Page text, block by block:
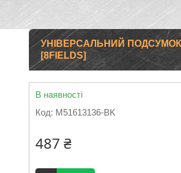
УНІВЕРСАЛЬНИЙ ПОДСУМОК
[8FIELDS]
В наявності
Код: M51613136-BK
487 ₴